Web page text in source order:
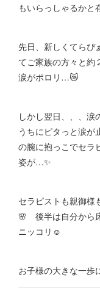
もいらっしゃるかと
先日、新しくてらぴ
てご家族の方々と約
涙がポロリ…😿
しかし翌日、、、
うちにピタっと涙が
の腕に抱っこでセラ
姿が…✨
セラピストも親御様
🌸 後半は自分から
ニッコリ☺
お子様の大きな一歩